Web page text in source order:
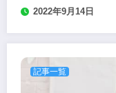
2022年9月14日
記事一覧